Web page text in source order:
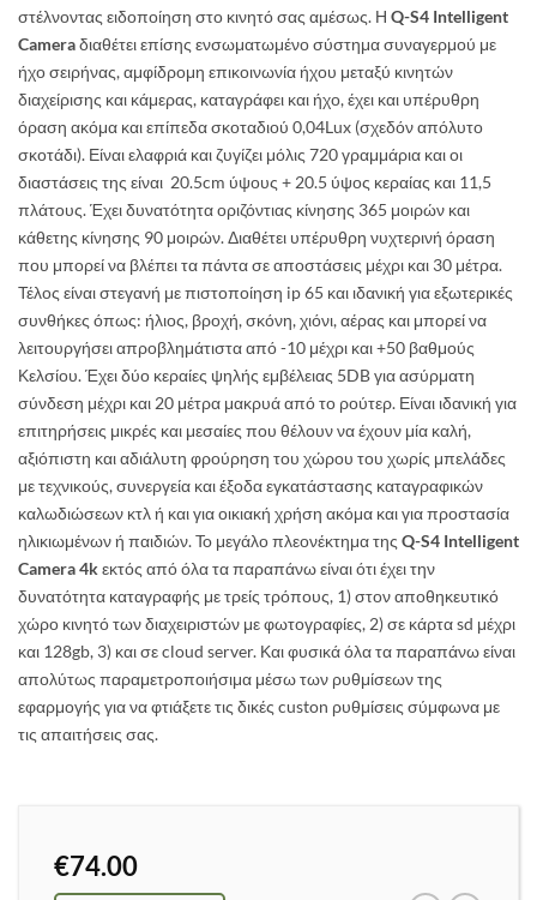
στέλνοντας ειδοποίηση στο κινητό σας αμέσως. Η Q-S4 Intelligent
Cameraδιαθέτει επίσης ενσωματωμένο σύστημα συναγερμού με
ήχο σειρήνας, αμφίδρομη επικοινωνία ήχου μεταξύ κινητών
διαχείρισης και κάμερας, καταγράφει και ήχο, έχει και υπέρυθρη
όραση ακόμα και επίπεδα σκοταδιού 0,04Lux (σχεδόν απόλυτο
σκοτάδι). Είναι ελαφριά και ζυγίζει μόλις 720 γραμμάρια και οι
διαστάσεις της είναι 20.5cm ύψους + 20.5 ύψος κεραίας και 11,5
πλάτους. Έχει δυνατότητα οριζόντιας κίνησης 365 μοιρών και
κάθετης κίνησης 90 μοιρών. Διαθέτει υπέρυθρη νυχτερινή όραση
που μπορεί να βλέπει τα πάντα σε αποστάσεις μέχρι και 30 μέτρα.
Τέλος είναι στεγανή με πιστοποίηση ip 65 και ιδανική για εξωτερικές
συνθήκες όπως: ήλιος, βροχή, σκόνη, χιόνι, αέρας και μπορεί να
λειτουργήσει απροβλημάτιστα από -10 μέχρι και +50 βαθμούς
Κελσίου. Έχει δύο κεραίες ψηλής εμβέλειας 5DB για ασύρματη
σύνδεση μέχρι και 20 μέτρα μακρυά από το ρούτερ. Είναι ιδανική για
επιτηρήσεις μικρές και μεσαίες που θέλουν να έχουν μία καλή,
αξιόπιστη και αδιάλυτη φρούρηση του χώρου του χωρίς μπελάδες
με τεχνικούς, συνεργεία και έξοδα εγκατάστασης καταγραφικών
καλωδιώσεων κτλ ή και για οικιακή χρήση ακόμα και για προστασία
ηλικιωμένων ή παιδιών. To μεγάλο πλεονέκτημα της Q-S4 Intelligent
Camera 4kεκτός από όλα τα παραπάνω είναι ότι έχει την
δυνατότητα καταγραφής με τρείς τρόπους, 1) στον αποθηκευτικό
χώρο κινητό των διαχειριστών με φωτογραφίες, 2) σε κάρτα sd μέχρι
και 128gb, 3) και σε cloud server. Και φυσικά όλα τα παραπάνω είναι
απολύτως παραμετροποιήσιμα μέσω των ρυθμίσεων της
εφαρμογής για να φτιάξετε τις δικές custon ρυθμίσεις σύμφωνα με
τις απαιτήσεις σας.
€74.00